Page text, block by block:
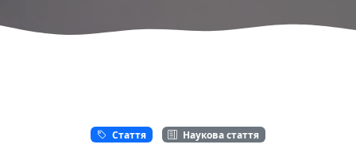
Стаття Наукова стаття